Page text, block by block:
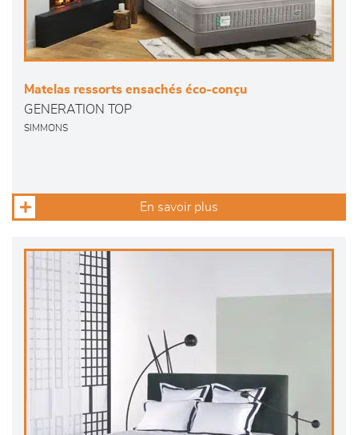
Matelas ressorts ensachés éco-conçu
GENERATION TOP
SIMMONS
En savoir plus